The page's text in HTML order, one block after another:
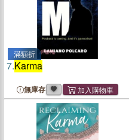
滿額折
7.Karma
無庫存